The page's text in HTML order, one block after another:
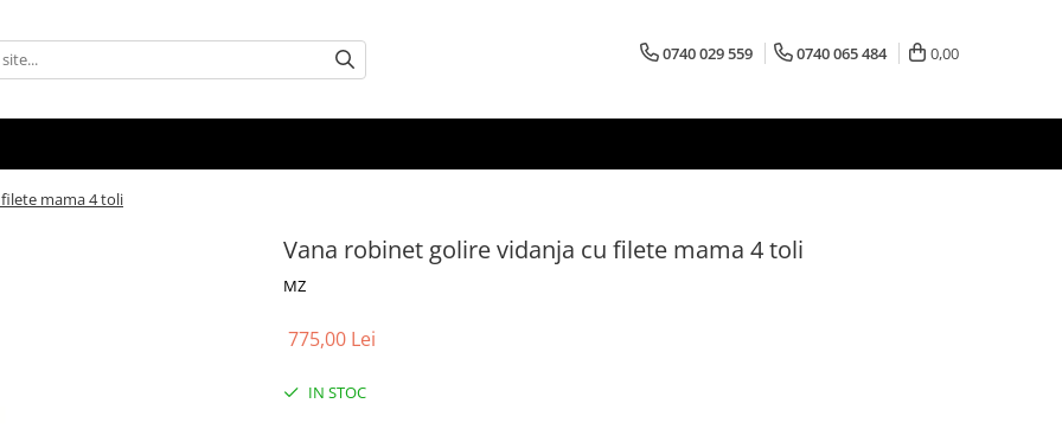
0740 029 559 0740 065 484 0,00
mama 4 toli
Vana robinet golire vidanja cu filete mama 4 toli
MZ
775,00 Lei
IN STOC